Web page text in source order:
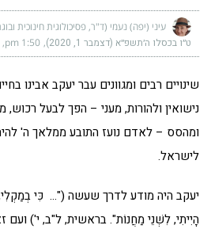
עיני (יפה) נעמי (ד"ר, פסיכולוגית חינוכית
ט״ו בכסלו ה׳תשפ״א (דצמבר 1, 2020) 1:50 pm
שינויים רבים ומגוונים עבר יעקב אבינו
נישואין ולהורות, מעני – הפך לבעל
ומהסס – לאדם נועז התובע ממלאך ה'
לישראל.
יעקב היה מודע לדרך שעשה ("… כִּי
הָיִיתִי, לִשְׁנֵי מַחֲנוֹת". בראשית, ל"ב, י') ועם